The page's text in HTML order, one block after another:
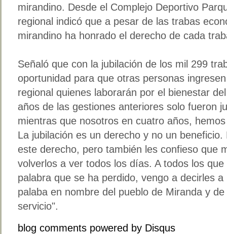
mirandino. Desde el Complejo Deportivo
regional indicó que a pesar de las trabas
mirandino ha honrado el derecho de cada
Señaló que con la jubilación de los mil 299
oportunidad para que otras personas
regional quienes laborarán por el bienestar
años de las gestiones anteriores solo fueron
mientras que nosotros en cuatro años,
La jubilación es un derecho y no un
este derecho, pero también les confieso que
volverlos a ver todos los días. A todos los
palabra que se ha perdido, vengo a decirles
palaba en nombre del pueblo de Miranda y
servicio".
blog comments powered by Disqus